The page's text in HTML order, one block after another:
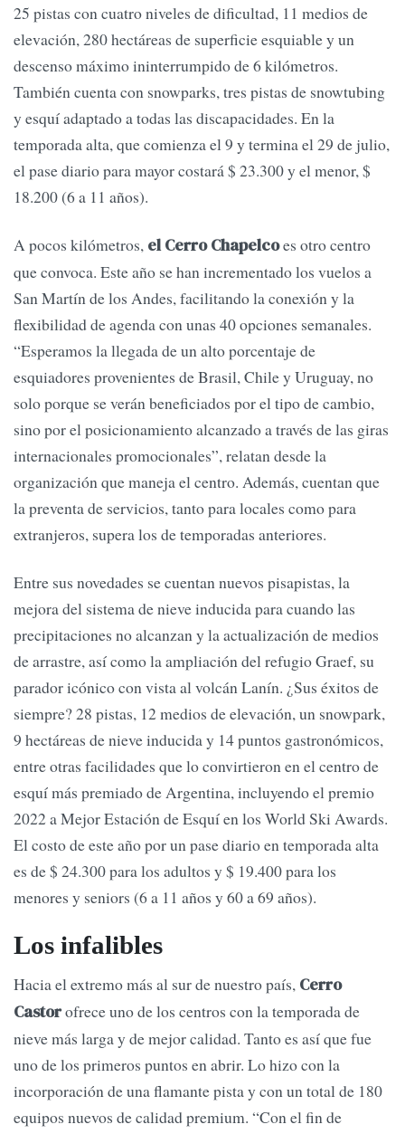
25 pistas con cuatro niveles de dificultad, 11 medios de
elevación, 280 hectáreas de superficie esquiable y un
descenso máximo ininterrumpido de 6 kilómetros.
También cuenta con snowparks, tres pistas de snowtubing
y esquí adaptado a todas las discapacidades. En la
temporada alta, que comienza el 9 y termina el 29 de julio,
el pase diario para mayor costará $ 23.300 y el menor, $
18.200 (6 a 11 años).
A pocos kilómetros, el Cerro Chapelcoes otro centro
que convoca. Este año se han incrementado los vuelos a
San Martín de los Andes, facilitando la conexión y la
flexibilidad de agenda con unas 40 opciones semanales.
“Esperamos la llegada de un alto porcentaje de
esquiadores provenientes de Brasil, Chile y Uruguay, no
solo porque se verán beneficiados por el tipo de cambio,
sino por el posicionamiento alcanzado a través de las giras
internacionales promocionales”, relatan desde la
organización que maneja el centro. Además, cuentan que
la preventa de servicios, tanto para locales como para
extranjeros, supera los de temporadas anteriores.
Entre sus novedades se cuentan nuevos pisapistas, la
mejora del sistema de nieve inducida para cuando las
precipitaciones no alcanzan y la actualización de medios
de arrastre, así como la ampliación del refugio Graef, su
parador icónico con vista al volcán Lanín. ¿Sus éxitos de
siempre? 28 pistas, 12 medios de elevación, un snowpark,
9 hectáreas de nieve inducida y 14 puntos gastronómicos,
entre otras facilidades que lo convirtieron en el centro de
esquí más premiado de Argentina, incluyendo el premio
2022 a Mejor Estación de Esquí en los World Ski Awards.
El costo de este año por un pase diario en temporada alta
es de $ 24.300 para los adultos y $ 19.400 para los
menores y seniors (6 a 11 años y 60 a 69 años).
Los infalibles
Hacia el extremo más al sur de nuestro país, Cerro
Castorofrece uno de los centros con la temporada de
nieve más larga y de mejor calidad. Tanto es así que fue
uno de los primeros puntos en abrir. Lo hizo con la
incorporación de una flamante pista y con un total de 180
equipos nuevos de calidad premium. “Con el fin de